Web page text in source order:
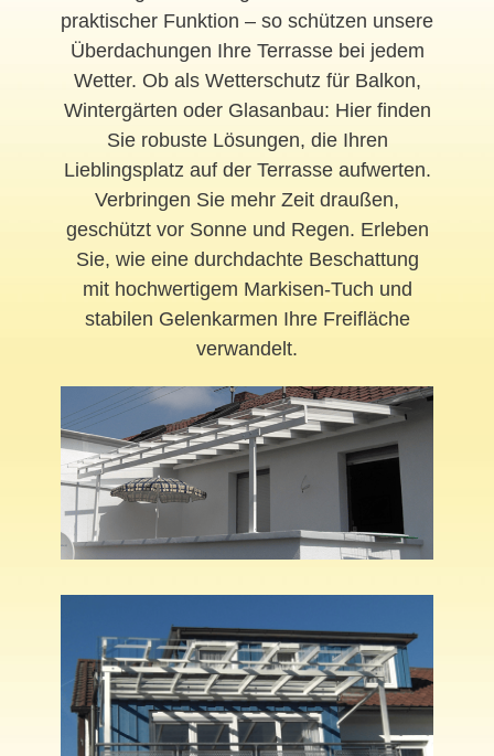
praktischer Funktion – so schützen unsere
Überdachungen Ihre Terrasse bei jedem
Wetter. Ob als Wetterschutz für Balkon,
Wintergärten oder Glasanbau: Hier finden
Sie robuste Lösungen, die Ihren
Lieblingsplatz auf der Terrasse aufwerten.
Verbringen Sie mehr Zeit draußen,
geschützt vor Sonne und Regen. Erleben
Sie, wie eine durchdachte Beschattung
mit hochwertigem Markisen-Tuch und
stabilen Gelenkarmen Ihre Freifläche
verwandelt.